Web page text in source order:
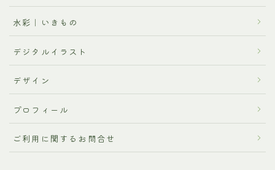
水彩｜いきもの
デジタルイラスト
デザイン
プロフィール
ご利用に関するお問合せ